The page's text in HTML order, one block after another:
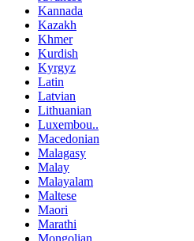
Kannada
Kazakh
Khmer
Kurdish
Kyrgyz
Latin
Latvian
Lithuanian
Luxembou..
Macedonian
Malagasy
Malay
Malayalam
Maltese
Maori
Marathi